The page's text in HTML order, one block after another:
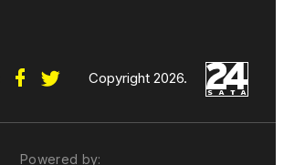
Copyright 2026.
Powered by: